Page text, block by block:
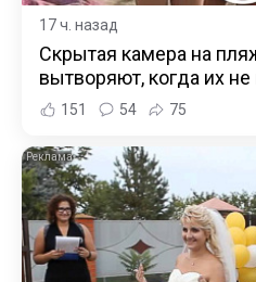
17 ч. назад
Скрытая камера на
вытворяют, когда их не
151 54 75